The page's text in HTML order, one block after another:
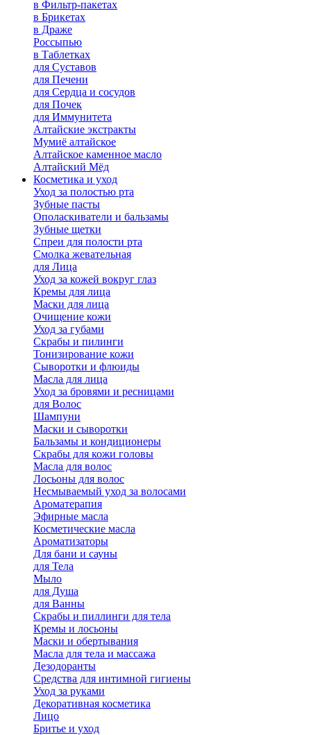
в Фильтр-пакетах
в Брикетах
в Драже
Россыпью
в Таблетках
для Cуставов
для Печени
для Сердца и сосудов
для Почек
для Иммунитета
Алтайские экстракты
Мумиё алтайское
Алтайское каменное масло
Алтайский Мёд
Косметика и уход
Уход за полостью рта
Зубные пасты
Ополаскиватели и бальзамы
Зубные щетки
Спреи для полости рта
Смолка жевательная
для Лица
Уход за кожей вокруг глаз
Кремы для лица
Маски для лица
Очищение кожи
Уход за губами
Скрабы и пилинги
Тонизирование кожи
Сыворотки и флюиды
Масла для лица
Уход за бровями и ресницами
для Волос
Шампуни
Маски и сыворотки
Бальзамы и кондиционеры
Скрабы для кожи головы
Масла для волос
Лосьоны для волос
Несмываемый уход за волосами
Ароматерапия
Эфирные масла
Косметические масла
Ароматизаторы
Для бани и сауны
для Тела
Мыло
для Душа
для Ванны
Скрабы и пиллинги для тела
Кремы и лосьоны
Маски и обертывания
Масла для тела и массажа
Дезодоранты
Средства для интимной гигиены
Уход за руками
Декоративная косметика
Лицо
Бритье и уход